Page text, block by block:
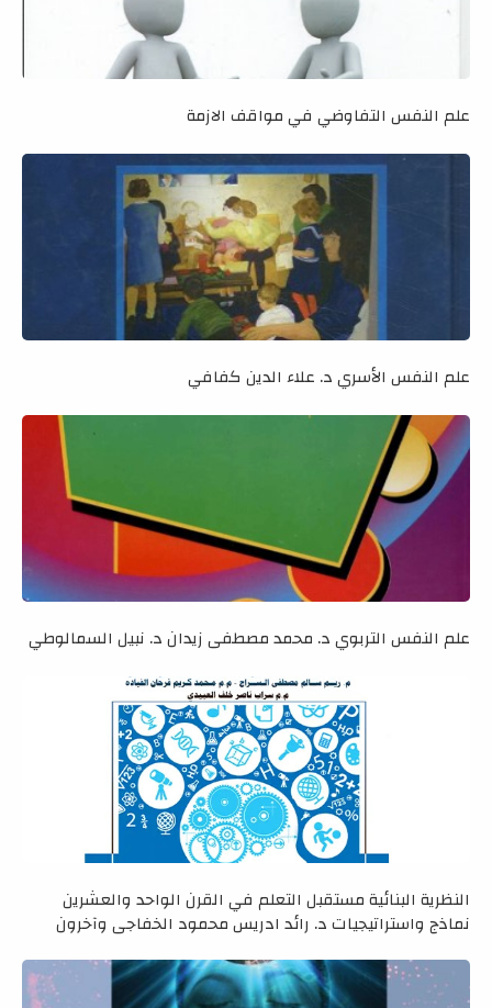
علم النفس التفاوضي في مواقف الازمة
علم النفس الأسري د. علاء الدين كفافي
علم النفس التربوي د. محمد مصطفى زيدان د. نبيل السمالوطي
النظرية البنائية مستقبل التعلم في القرن الواحد والعشرين
نماذج واستراتيجيات د. رائد ادريس محمود الخفاجي وآخرون